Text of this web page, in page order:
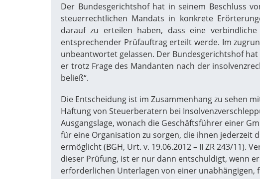
Der Bundesgerichtshof hat in seinem Beschluss
steuerrechtlichen Mandats in konkrete
darauf zu erteilen haben, dass eine
entsprechender Prüfauftrag erteilt werde. Im
unbeantwortet gelassen. Der Bundesgerichtshof
er trotz Frage des Mandanten nach der
beließ“.
Die Entscheidung ist im Zusammenhang zu sehen
Haftung von Steuerberatern bei
Ausgangslage, wonach die Geschäftsführer einer
für eine Organisation zu sorgen, die ihnen
ermöglicht (BGH, Urt. v. 19.06.2012 – II ZR 243/
dieser Prüfung, ist er nur dann entschuldigt, wenn
erforderlichen Unterlagen von einer unabhängigen,